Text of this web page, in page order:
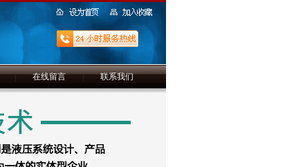
在线留言|联系我们